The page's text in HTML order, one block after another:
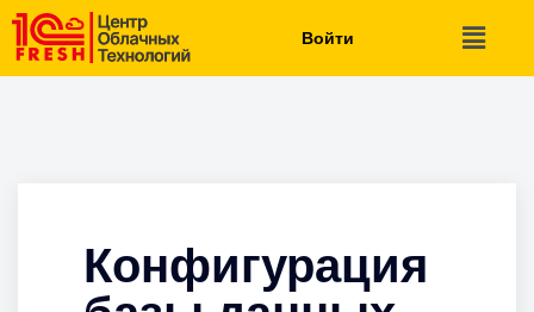
Войти
Конфигурация